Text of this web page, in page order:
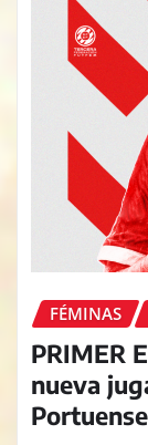
FÉMINAS
PRIMER
nueva